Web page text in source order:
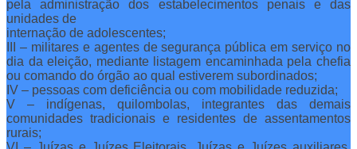
pela administração dos estabelecimentos penais e das
unidades de
internação de adolescentes;
III – militares e agentes de segurança pública em serviço no
dia da eleição, mediante listagem encaminhada pela chefia
ou comando do órgão ao qual estiverem subordinados;
IV – pessoas com deficiência ou com mobilidade reduzida;
V – indígenas, quilombolas, integrantes das demais
comunidades tradicionais e residentes de assentamentos
rurais;